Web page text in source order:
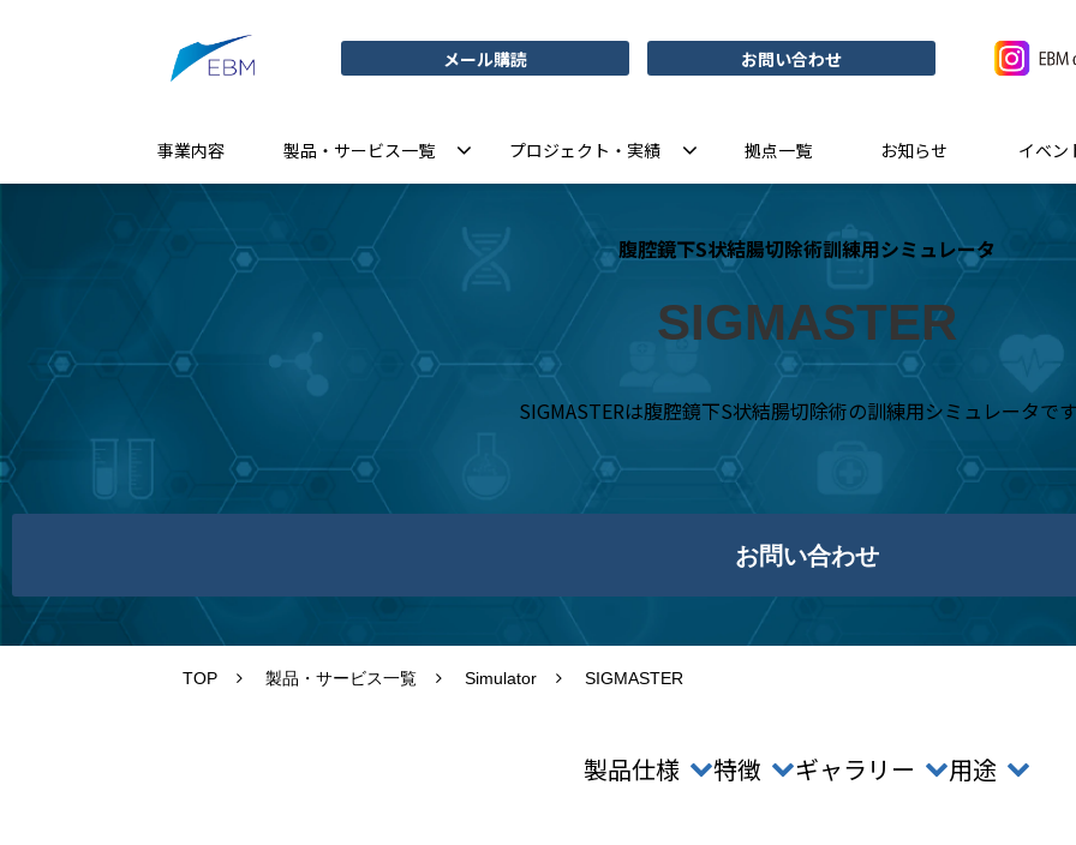
メール購読 お問い合わせ
事業内容 製品・サービス一覧 プロジェクト・実績 拠点一覧 お知らせ イベン
腹腔鏡下S状結腸切除術訓練用シミュレータ
SIGMASTER
SIGMASTERは腹腔鏡下S状結腸切除術の訓練用シミュレータです
お問い合わせ
TOP 製品・サービス一覧 Simulator SIGMASTER
製品仕様 特徴 ギャラリー 用途